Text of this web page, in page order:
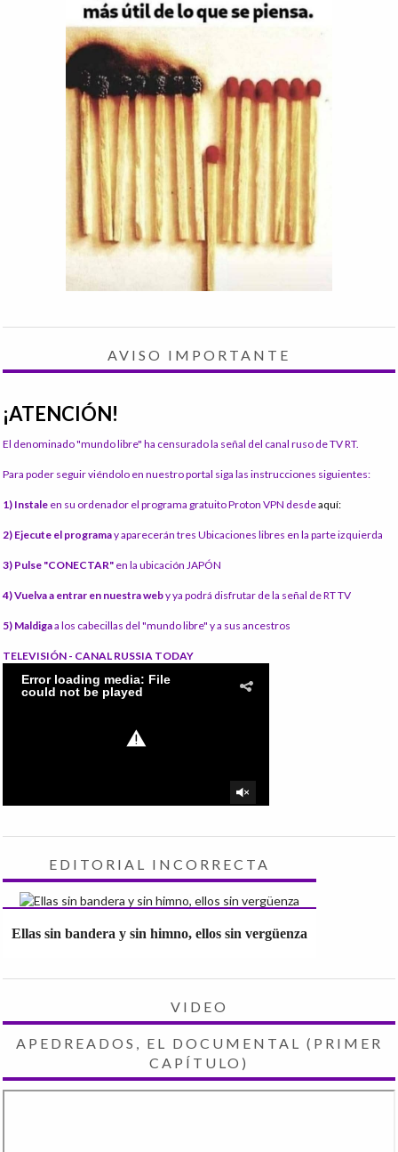
AVISO IMPORTANTE
¡ATENCIÓN!
El denominado "mundo libre" ha censurado la señal del canal ruso de TV RT.
Para poder seguir viéndolo en nuestro portal siga las instrucciones siguientes:
1) Instale en su ordenador el programa gratuito Proton VPN desdeaquí:
2) Ejecute el programay aparecerán tres Ubicaciones libres en la parte izquierda
3) Pulse "CONECTAR" en la ubicación JAPÓN
4) Vuelva a entrar en nuestra weby ya podrá disfrutar de la señal de RT TV
5) Maldigaa los cabecillas del "mundo libre" y a sus ancestros
TELEVISIÓN - CANAL RUSSIA TODAY
EDITORIAL INCORRECTA
Ellas sin bandera y sin himno, ellos sin vergüenza
VIDEO
APEDREADOS, EL DOCUMENTAL (PRIMER
CAPÍTULO)